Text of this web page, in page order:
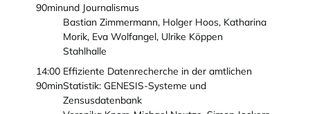
90minund Journalismus
Bastian Zimmermann, Holger Hoos, Katharina
Morik, Eva Wolfangel, Ulrike Köppen
Stahlhalle
14:00
90min
Effiziente Datenrecherche in der amtlichen
Statistik: GENESIS-Systeme und
Zensusdatenbank